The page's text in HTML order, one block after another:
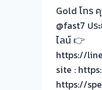
Gold โทร
@fast7 ปร
ไลน์ 👉
https://
site :
https://